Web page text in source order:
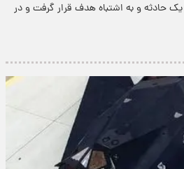
حادثه و به اشتباه هدف قرار گرفت و در